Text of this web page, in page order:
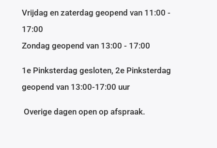
Vrijdag en zaterdag geopend van 11:00 -
17:00
Zondag geopend van 13:00 - 17:00
1e Pinksterdag gesloten, 2e Pinksterdag
geopend van 13:00-17:00 uur
Overige dagen open op afspraak.